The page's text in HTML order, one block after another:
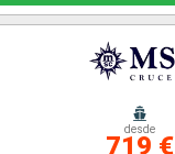
desde
719 €